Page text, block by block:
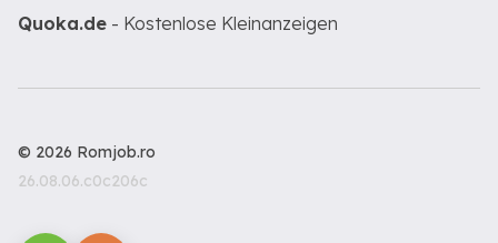
Quoka.de - Kostenlose Kleinanzeigen
© 2026 Romjob.ro
26.08.06.c0c206c